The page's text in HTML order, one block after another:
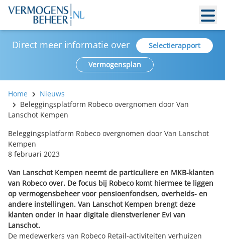
Direct meer informatie over
Selectierapport
Vermogensplan
Home
Nieuws
Beleggingsplatform Robeco overgnomen door Van
Lanschot Kempen
Beleggingsplatform Robeco overgnomen door Van Lanschot
Kempen
8 februari 2023
Van Lanschot Kempen neemt de particuliere en MKB-klanten
van Robeco over. De focus bij Robeco komt hiermee te liggen
op vermogensbeheer voor pensioenfondsen, overheids- en
andere instellingen. Van Lanschot Kempen brengt deze
klanten onder in haar digitale dienstverlener Evi van
Lanschot.
De medewerkers van Robeco Retail-activiteiten verhuizen